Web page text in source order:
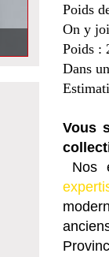
Poids
On y
Poids :
Dans
Vous
Nos